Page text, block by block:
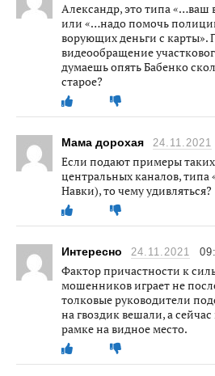
Александр, это типа
или «…надо помочь
ворующих деньги с карты».
видеообращение
думаешь опять Бабенко
старое?
Мама дорохая 24.11.2021
Если подают примеры таких
центральных каналов, типа
Навки), то чему удивляться?
Интересно 24.11.2021
Фактор причастности к
мошенников играет не
толковые руководители
на гвоздик вешали, а
рамке на видное место.